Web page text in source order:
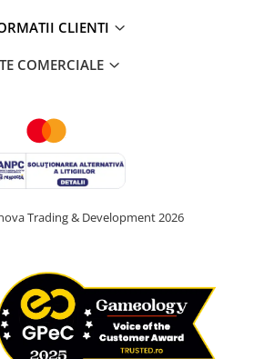
CLIENTI
COMERCIALE
Trading & Development 2026